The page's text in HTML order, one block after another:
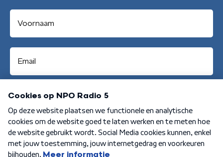
Aanmelden
Algemene voorwaarden